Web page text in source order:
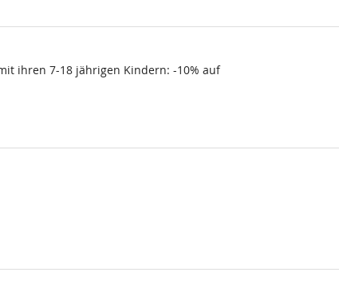
ihren 7-18 jährigen Kindern: -10% auf